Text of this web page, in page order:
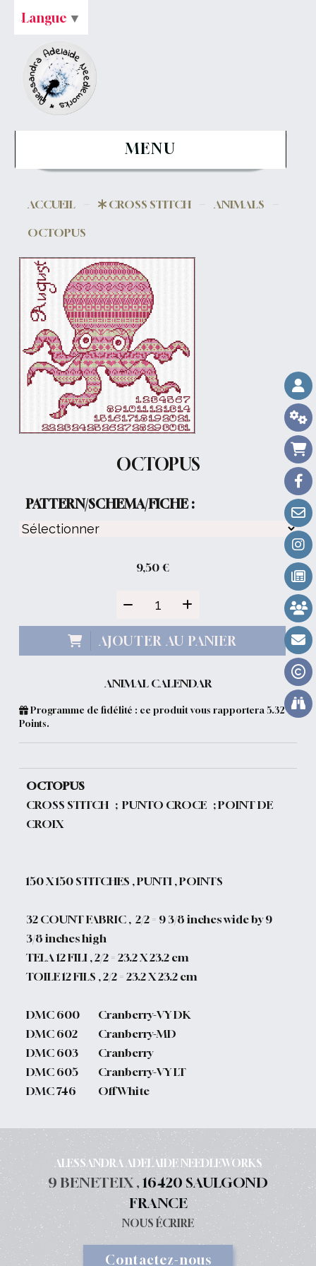
MENU
ACCUEIL CROSS STITCH
ANIMALS
OCTOPUS
OCTOPUS
PATTERN/SCHEMA/FICHE :
9,50 €
AJOUTER AU PANIER
ANIMAL CALENDAR
Programme de fidélité : ce produit vous rapportera5.32
Points.
OCTOPUS
CROSS STITCH ; PUNTO CROCE ; POINT DE
CROIX
150X 150 STITCHES , PUNTI , POINTS
32 COUNT FABRIC , 2/2 = 9 3/8 inches wide by 9
3/8 inches high
TELA 12 FILI , 2/2 = 23.2 X 23.2 cm
TOILE 12 FILS , 2/2 = 23.2 X 23.2 cm
DMC 600
Cranberry-VY DK
DMC 602
Cranberry-MD
DMC 603
Cranberry
DMC 605
Cranberry-VY LT
DMC746 Off White
ALESSANDRA ADELAIDE NEEDLEWORKS
9 BENETEIX ,16420 SAULGOND
FRANCE
NOUS ÉCRIRE
Contactez-nous
Langue ▼